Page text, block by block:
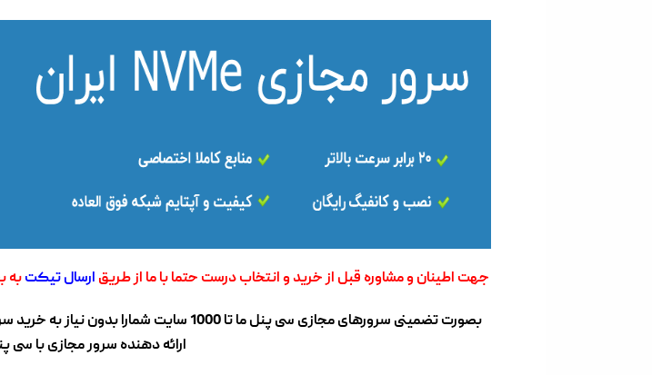
جهت اطینان و مشاوره قبل از خرید و انتخاب درست حتما با ما از طریق ارسال تیکتبه
بصورت تضمینی سرورهای مجازی سی پنل ما تا
ارائه دهنده سرور مجازی با سی